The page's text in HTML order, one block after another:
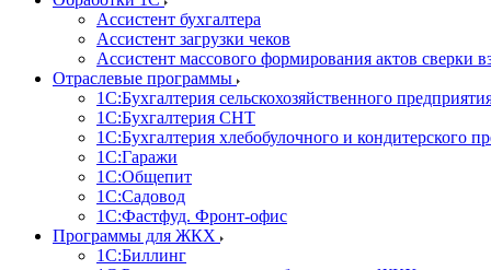
Ассистент бухгалтера
Ассистент загрузки чеков
Ассистент массового формирования актов сверки
Отраслевые программы
1С:Бухгалтерия сельскохозяйственного
1С:Бухгалтерия СНТ
1С:Бухгалтерия хлебобулочного и кондитерского
1С:Гаражи
1С:Общепит
1С:Садовод
1С:Фастфуд. Фронт-офис
Программы для ЖКХ
1С:Биллинг